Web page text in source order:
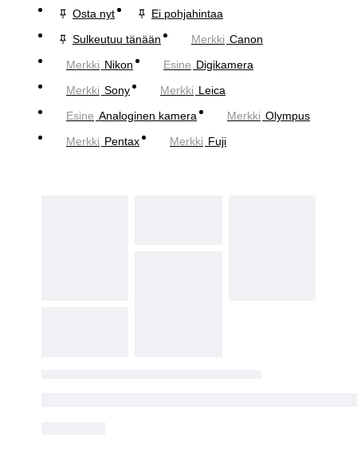
Osta nyt
Ei pohjahintaa
Sulkeutuu tänään
Merkki Canon
Merkki Nikon Esine Digikamera
Merkki Sony Merkki Leica
Esine Analoginen kamera Merkki Olympus
Merkki Pentax Merkki Fuji